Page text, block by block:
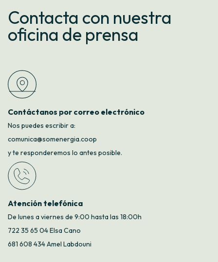
Contacta con nuestra
oficina de prensa
Contáctanos por correo electrónico
Nos puedes escribir a:
comunica@somenergia.coop
y te responderemos lo antes posible.
Atención telefónica
De lunes a viernes de 9:00 hasta las 18:00h
722 35 65 04 Elsa Cano
681 608 434 Amel Labdouni